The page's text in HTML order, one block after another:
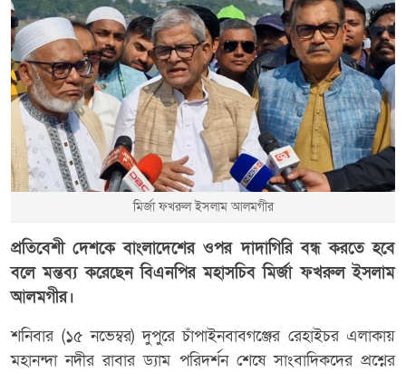
মির্জা ফখরুল ইসলাম আলমগীর
প্রতিবেশী দেশকে বাংলাদেশের ওপর দাদাগিরি বন্ধ করতে হবে
বলে মন্তব্য করেছেন বিএনপির মহাসচিব মির্জা ফখরুল ইসলাম
আলমগীর।
শনিবার (১৫ নভেম্বর) দুপুরে চাঁপাইনবাবগঞ্জের রেহাইচর এলাকায়
মহানন্দা নদীর রাবার ড্যাম পরিদর্শন শেষে সাংবাদিকদের প্রশ্নের